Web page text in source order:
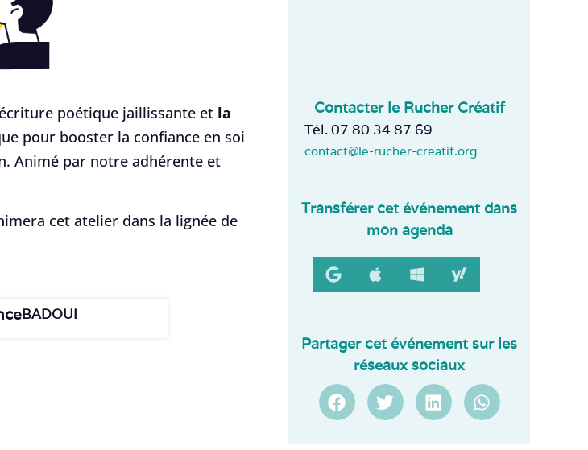
poétique jaillissante et la
pour booster la confiance en soi
Animé par notre adhérente et
cet atelier dans la lignée de
BADOUI
Contacter le Rucher Créatif
Tél. 07 80 34 87 69
contact@le-rucher-creatif.org
Transférer cet événement dans
mon agenda
Partager cet événement sur les
réseaux sociaux